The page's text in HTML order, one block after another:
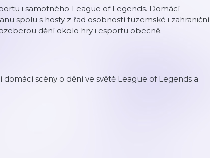
i samotného League of Legends. Domácí
spolu s hosty z řad osobností tuzemské i zahraniční
dění okolo hry i esportu obecně.
scény o dění ve světě League of Legends a